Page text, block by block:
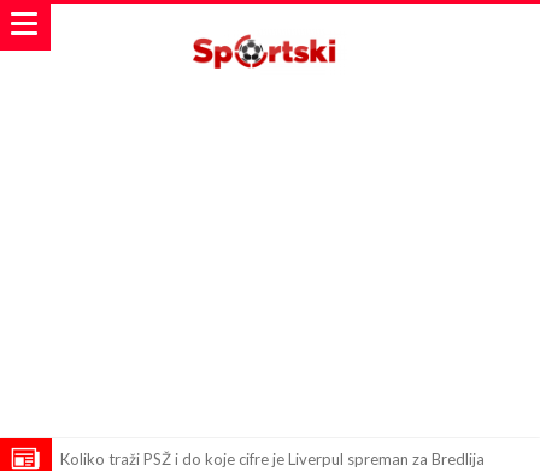
Koliko traži PSŽ i do koje cifre je Liverpul spreman za Bredlija